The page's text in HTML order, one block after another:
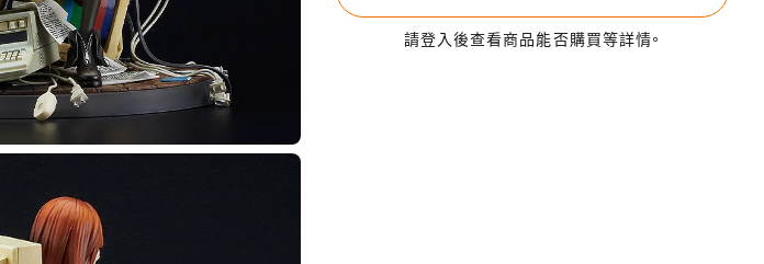
請登入後查看商品能否購買等詳情。